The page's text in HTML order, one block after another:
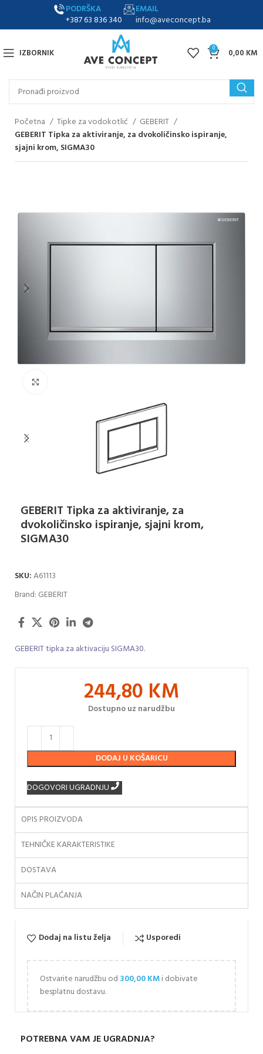
PODRŠKA
+387 63 836 340
EMAIL
info@aveconcept.ba
IZBORNIK 0 0,00 KM
Početna Tipke za vodokotlić
GEBERIT
GEBERIT Tipka za aktiviranje, za dvokoličinsko ispiranje,
sjajni krom, SIGMA30
GEBERIT Tipka za aktiviranje, za
dvokoličinsko ispiranje, sjajni krom,
SIGMA30
SKU:A61113
Brand: GEBERIT
GEBERIT tipka za aktivaciju SIGMA30.
244,80 KM
Dostupno uz narudžbu
DODAJ U KOŠARICU
DOGOVORI UGRADNJU
OPIS PROIZVODA
TEHNIČKE KARAKTERISTIKE
DOSTAVA
NAČIN PLAĆANJA
Dodaj na listu želja Usporedi
Ostvarite narudžbu od 300,00KMi dobivate
besplatnu dostavu.
POTREBNA VAM JE UGRADNJA?